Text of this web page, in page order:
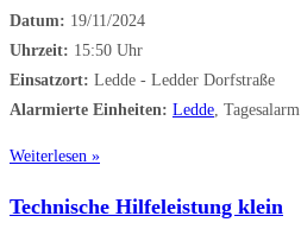
Datum: 19/11/2024
Uhrzeit: 15:50 Uhr
Einsatzort: Ledde - Ledder Dorfstraße
Alarmierte Einheiten: Ledde, Tagesalarm
Weiterlesen »
Technische Hilfeleistung klein